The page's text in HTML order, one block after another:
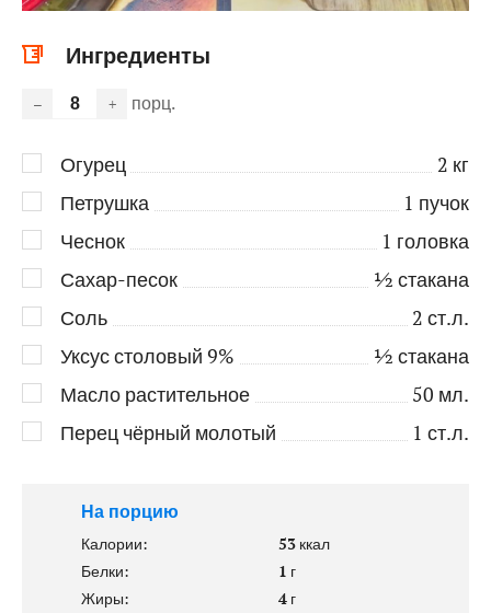
Ингредиенты
– + порц.
Огурец 2 кг
Петрушка
1 пучок
Чеснок
1 головка
Сахар-песок
½ стакана
Соль
2 ст.л.
Уксус столовый 9%
½ стакана
Масло растительное
50 мл.
Перец чёрный молотый
1 ст.л.
На порцию
Калории: 53 ккал
Белки:
1 г
Жиры:
4 г